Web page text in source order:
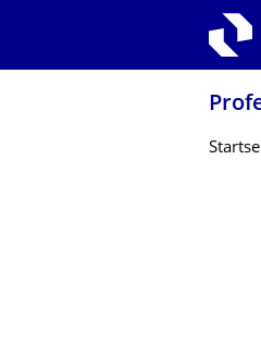
Zur Hauptnavigation springen